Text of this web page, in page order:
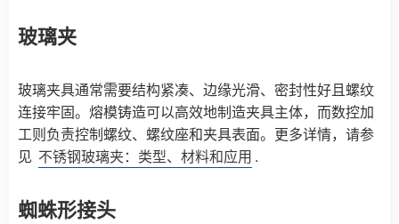
玻璃夹
玻璃夹具通常需要结构紧凑、边缘光滑、密封性好且螺纹
连接牢固。熔模铸造可以高效地制造夹具主体，而数控加
工则负责控制螺纹、螺纹座和夹具表面。更多详情，请参
见 不锈钢玻璃夹：类型、材料和应用 .
蜘蛛形接头